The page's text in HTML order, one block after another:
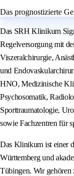
Das prognostizierte
Das SRH Klinikum
Regelversorgung mit
Viszeralchirurgie,
und
HNO, Medizinische
Psychosomatik,
Sporttraumatologie,
sowie Fachzentren für
Das Klinikum ist einer
Württemberg und
Tübingen. Wir gehören